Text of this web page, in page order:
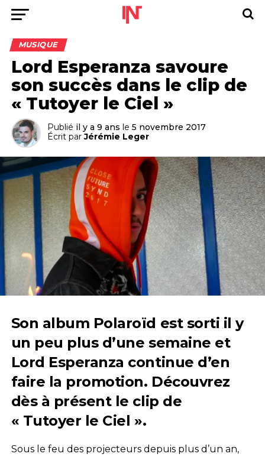
MUSIQUE
Lord Esperanza savoure
son succès dans le clip de
« Tutoyer le Ciel »
Publié il y a 9 ans le 5 novembre 2017
Écrit par Jérémie Leger
Son album Polaroïd est sorti il y
un peu plus d’une semaine et
Lord Esperanza continue d’en
faire la promotion. Découvrez
dès à présent le clip de
« Tutoyer le Ciel ».
Sous le feu des projecteurs depuis plus d’un an,